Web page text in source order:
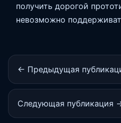
получить дорогой
невозможно
← Предыдущая
Следующая публикация